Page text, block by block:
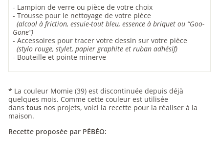
- Lampion de verre ou pièce de votre choix
- Trousse pour le nettoyage de votre pièce
(alcool à friction, essuie-tout bleu, essence à briquet ou “Goo-
Gone”)
- Accessoires pour tracer votre dessin sur votre pièce
(stylo rouge, stylet, papier graphite et ruban adhésif)
- Bouteille et pointe minerve
* La couleur Momie (39) est discontinuée depuis déjà
quelques mois. Comme cette couleur est utilisée
dans tous nos projets, voici la recette pour la réaliser à la
maison.
Recette proposée par PÉBÉO: